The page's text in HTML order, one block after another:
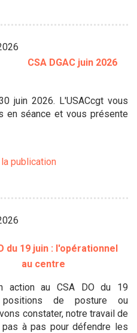
CSA DGAC juin 2026
juin 2026. L'USACcgt vous
en séance et vous présente
publication
du 19 juin : l'opérationnel
au centre
action au CSA DO du 19
de posture ou
constater, notre travail de
pas à pas pour défendre les